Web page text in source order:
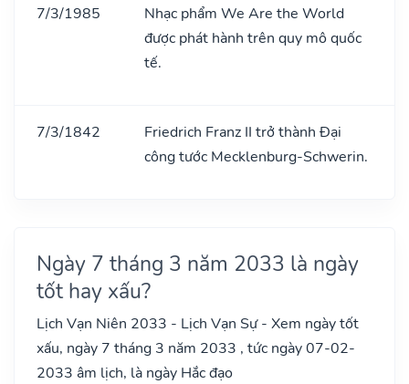
7/3/1985
Nhạc phẩm We Are the World
được phát hành trên quy mô quốc
tế.
7/3/1842
Friedrich Franz II trở thành Đại
công tước Mecklenburg-Schwerin.
Ngày 7 tháng 3 năm 2033 là ngày
tốt hay xấu?
Lịch Vạn Niên 2033 - Lịch Vạn Sự - Xem ngày tốt
xấu, ngày 7 tháng 3 năm 2033 , tức ngày 07-02-
2033 âm lịch, là ngày Hắc đạo